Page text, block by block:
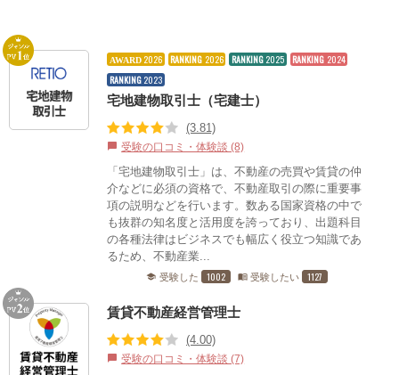
AWARD 2026 RANKING 2026 RANKING 2025 RANKING 2024
RANKING 2023
宅地建物取引士（宅建士）
(3.81)
chat_bubble 受験の口コミ・体験談 (8)
「宅地建物取引士」は、不動産の売買や賃貸の仲
介などに必須の資格で、不動産取引の際に重要事
項の説明などを行います。数ある国家資格の中で
も抜群の知名度と活用度を誇っており、出題科目
の各種法律はビジネスでも幅広く役立つ知識であ
るため、不動産業...
school 受験した 1002 menu_book 受験したい 1127
賃貸不動産経営管理士
(4.00)
chat_bubble 受験の口コミ・体験談 (7)